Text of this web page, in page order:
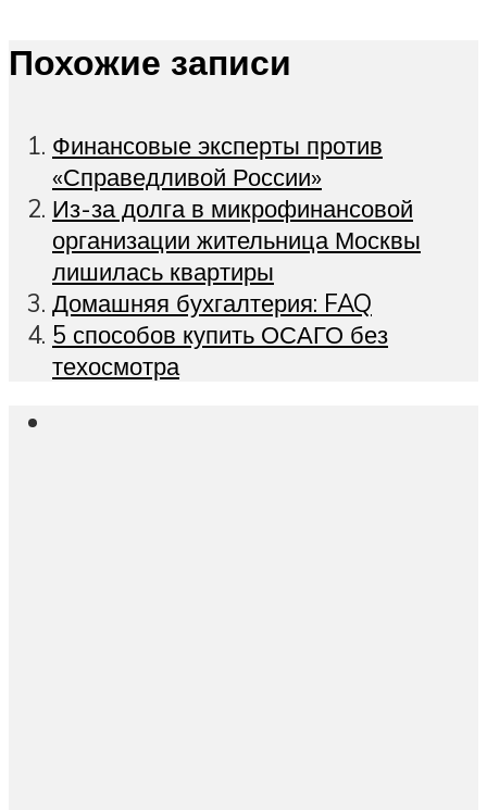
Похожие записи
Финансовые эксперты против
«Справедливой России»
Из-за долга в микрофинансовой
организации жительница Москвы
лишилась квартиры
Домашняя бухгалтерия: FAQ
5 способов купить ОСАГО без
техосмотра